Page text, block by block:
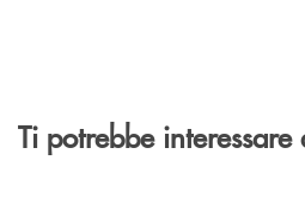
Ti potrebbe interessare